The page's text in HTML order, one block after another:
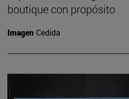
boutique con propósito
Imagen Cedida